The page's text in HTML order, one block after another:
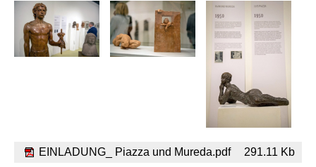
EINLADUNG_ Piazza und Mureda.pdf 291.11 Kb